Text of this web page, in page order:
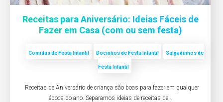
Receitas para Aniversário: Ideias Fáceis de
Fazer em Casa (com ou sem festa)
Comidas de Festa Infantil Docinhos de Festa Infantil Salgadinhos de
Festa Infantil
Receitas de Aniversário de criança são boas para fazer em qualquer
época do ano. Separamos ideias de receitas de…